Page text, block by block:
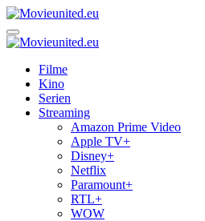
Zum
Inhalt
springen
Movieunited.eu
Filme
Kino
Serien
Streaming
Amazon Prime Video
Apple TV+
Disney+
Netflix
Paramount+
RTL+
WOW